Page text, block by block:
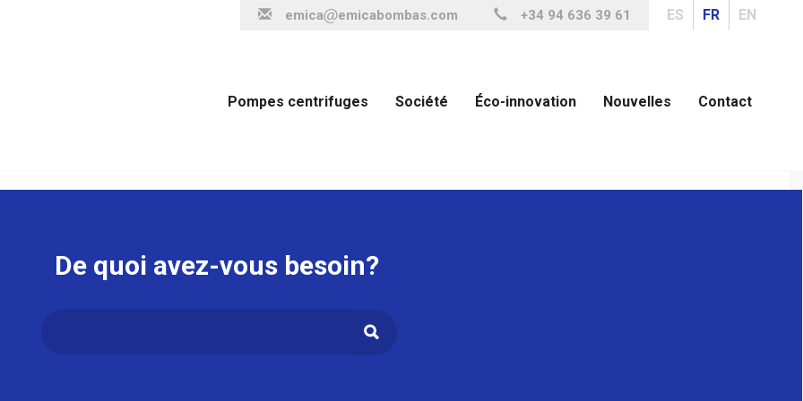
ES FR EN
emica emicabombas.com +34 94 636 39 61
Pompes centrifuges Société Éco-innovation Nouvelles Contact
De quoi avez-vous besoin?